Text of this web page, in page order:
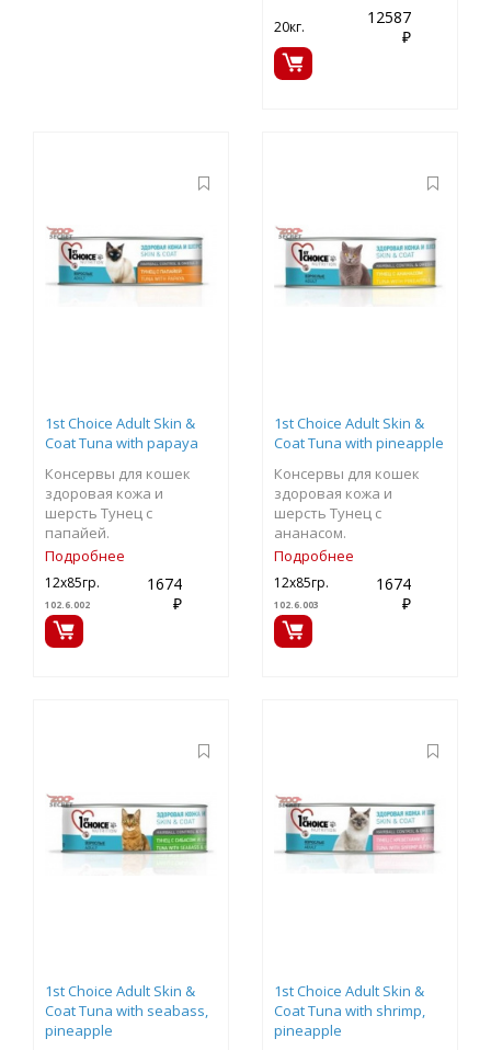
20кг.
12587
₽
1st Choice Adult Skin &
Coat Tuna with papaya
Консервы для кошек
здоровая кожа и
шерсть Тунец c
папайей.
Подробнее
12х85гр.
102.6.002
1674
₽
1st Choice Adult Skin &
Coat Tuna with pineapple
Консервы для кошек
здоровая кожа и
шерсть Тунец с
ананасом.
Подробнее
12х85гр.
102.6.003
1674
₽
1st Choice Adult Skin &
Coat Tuna with seabass,
pineapple
1st Choice Adult Skin &
Coat Tuna with shrimp,
pineapple